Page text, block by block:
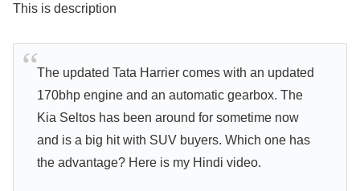
This is description
The updated Tata Harrier comes with an updated
170bhp engine and an automatic gearbox. The
Kia Seltos has been around for sometime now
and is a big hit with SUV buyers. Which one has
the advantage? Here is my Hindi video.